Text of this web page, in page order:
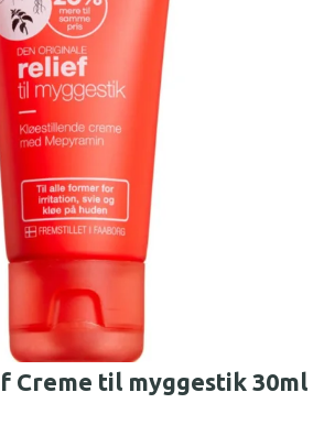
Creme til myggestik 30ml